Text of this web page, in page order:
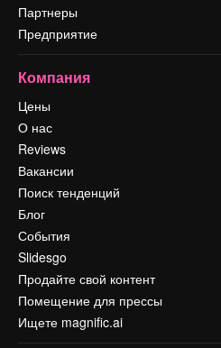
Партнеры
Предприятие
Компания
Цены
О нас
Reviews
Вакансии
Поиск тенденций
Блог
События
Slidesgo
Продайте свой контент
Помещение для прессы
Ищете magnific.ai